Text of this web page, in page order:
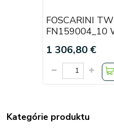
FOSCARINI
FN159004_10
1 306,80 €
Kategórie produktu